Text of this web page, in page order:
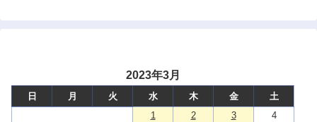
2023年3月
日 月 火 水 木 金
土
1
2 3
4